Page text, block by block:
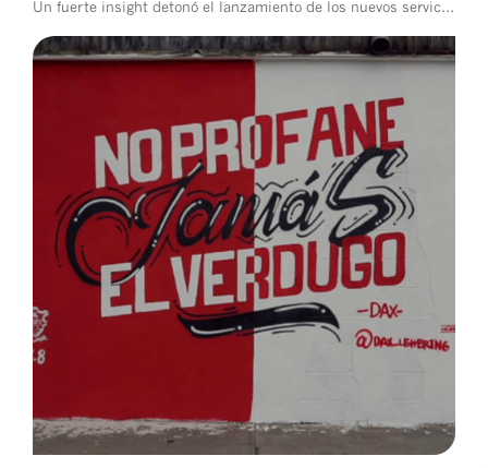
Un fuerte insight detonó el lanzamiento de los nuevos servicios en línea de Tigo.